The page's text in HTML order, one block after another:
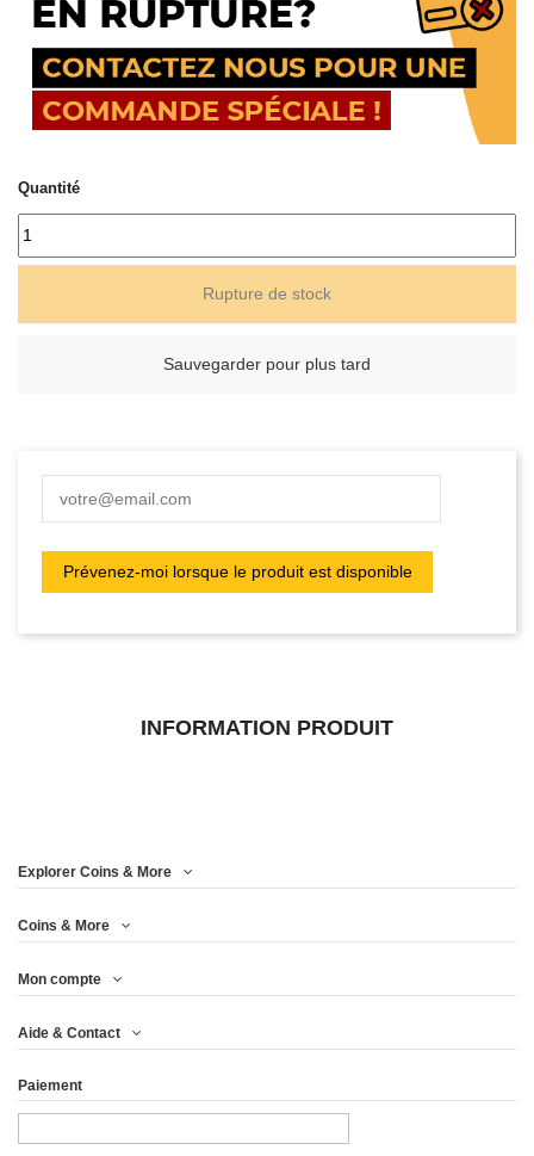
Quantité
Rupture de stock
Sauvegarder pour plus tard
INFORMATION PRODUIT
Explorer Coins & More
Coins & More
Mon compte
Aide & Contact
Paiement